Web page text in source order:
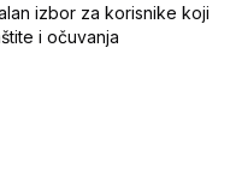
izbor za korisnike koji
i očuvanja